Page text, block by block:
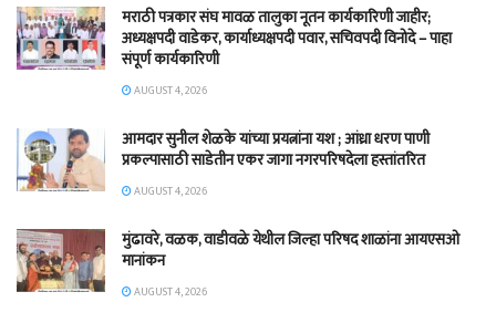
मराठी पत्रकार संघ मावळ तालुका नूतन कार्यकारिणी जाहीर;
अध्यक्षपदी वाडेकर, कार्याध्यक्षपदी पवार, सचिवपदी विनोदे – पाहा
संपूर्ण कार्यकारिणी
AUGUST 4, 2026
आमदार सुनील शेळके यांच्या प्रयत्नांना यश ; आंध्रा धरण पाणी
प्रकल्पासाठी साडेतीन एकर जागा नगरपरिषदेला हस्तांतरित
AUGUST 4, 2026
मुंढावरे, वळक, वाडीवळे येथील जिल्हा परिषद शाळांना आयएसओ
मानांकन
AUGUST 4, 2026